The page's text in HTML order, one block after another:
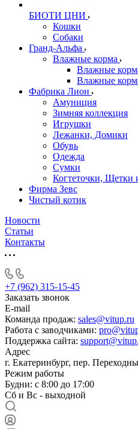
БИОТИ ЦНИ
Кошки
Собаки
Гранд-Альфа
Влажные корма
Влажные
Влажные
Фабрика Лион
Амуниция
Зимняя коллекция
Игрушки
Лежанки, Домики
Обувь
Одежда
Сумки
Когтеточки, Щетки
Фирма Зевс
Чистый котик
Новости
Статьи
Контакты
+7 (962) 315-15-45
Заказать звонок
E-mail
Команда продаж: sales@vitup.ru
Работа с заводчиками:
Поддержка сайта:
Адрес
г. Екатеринбург, пер.
Режим работы
Будни: с 8:00 до 17:00
Сб и Вс - выходной